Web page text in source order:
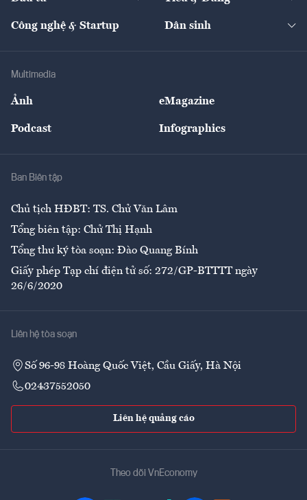
Tư vấn
Thị trường
Nông sản
Giải trí
Công nghệ & Startup Dân sinh
Multimedia
Ảnh eMagazine
Podcast Infographics
Ban Biên tập
Chủ tịch HĐBT: TS. Chử Văn Lâm
Tổng biên tập: Chử Thị Hạnh
Tổng thư ký tòa soạn: Đào Quang Bính
Giấy phép Tạp chí điện tử số: 272/GP-BTTTT ngày
26/6/2020
Liên hệ tòa soạn
Số 96-98 Hoàng Quốc Việt, Cầu Giấy, Hà Nội
02437552050
Liên hệ quảng cáo
Theo dõi VnEconomy